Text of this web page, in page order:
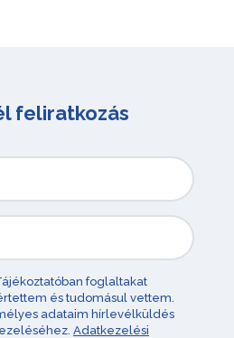
feliratkozás
foglaltakat
és tudomásul vettem.
adataim hírlevélküldés
Adatkezelési